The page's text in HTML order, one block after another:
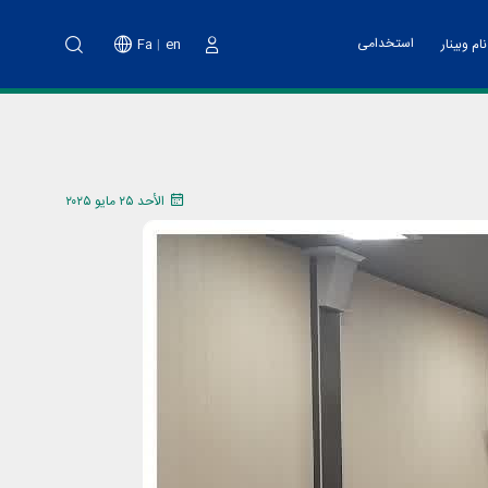
وبینار
پویش ملی نو آفرین صنعت ساز
تانا
استخدامی Fa en
الأحد ٢٥ مايو ٢٠٢٥